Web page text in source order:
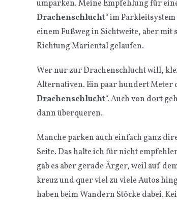
umparken. Meine Empfehlung für
Drachenschlucht“ im
einem Fußweg in Sichtweite, aber
Richtung Mariental gelaufen.
Wer nur zur Drachenschlucht will,
Alternativen. Ein paar hundert Meter
Drachenschlucht“. Auch von dort
dann überqueren.
Manche parken auch einfach ganz
Seite. Das halte ich für nicht
gab es aber gerade Ärger, weil auf
kreuz und quer viel zu viele Autos
haben beim Wandern Stöcke dabei.